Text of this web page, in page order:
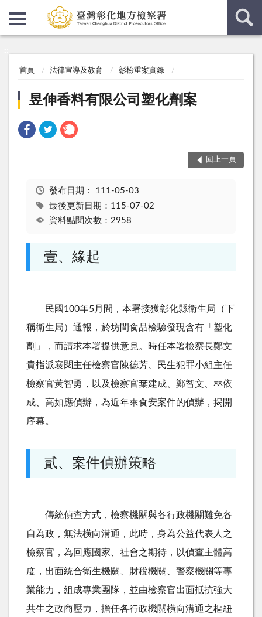
首頁 法律宣導及教育 彰檢重案實錄
昱伸香料有限公司塑化劑案
回上一頁
發布日期： 111-05-03
最後更新日期：115-07-02
資料點閱次數：2958
壹、緣起
民國100年5月間，本署接獲彰化縣衛生局（下
稱衛生局）通報，於坊間食品檢驗發現含有「塑化
劑」，而請求本署提供意見。時任本署檢察長鄭文
貴指派襄閱主任檢察官陳德芳、民生犯罪小組主任
檢察官黃智勇，以及檢察官葉建成、鄭智文、林依
成、高如應偵辦，為近年來食安案件的偵辦，揭開
序幕。
貳、案件偵辦策略
傳統偵查方式，檢察機關與各行政機關難免各
自為政，無法橫向溝通，此時，身為公益代表人之
檢察官，為回應國家、社會之期待，以偵查主體高
度，出面統合衛生機關、財稅機關、警察機關等專
業能力，組成專業團隊，並由檢察官出面抵抗強大
共生之政商壓力，擔任各行政機關橫向溝通之樞紐